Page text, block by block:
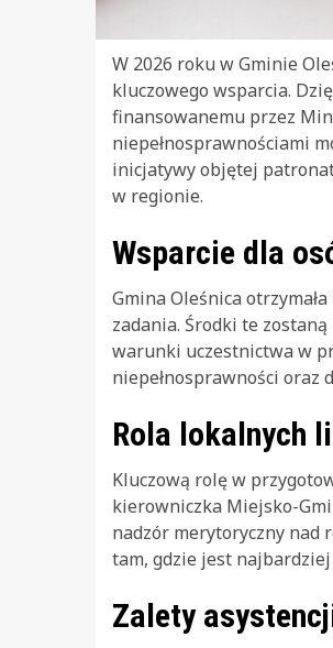
W 2026 roku w Gminie
kluczowego wsparcia.
finansowanemu przez
niepełnosprawnościami
inicjatywy objętej
w regionie.
Wsparcie dla
Gmina Oleśnica
zadania. Środki te
warunki uczestnictwa w
niepełnosprawności oraz
Rola lokalnych
Kluczową rolę w
kierowniczka Miejsko-
nadzór merytoryczny nad
tam, gdzie jest
Zalety